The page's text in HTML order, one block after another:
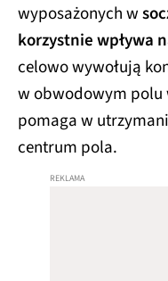
wyposażonych w
korzystnie wpływa
celowo wywołują
w obwodowym polu
pomaga w
centrum pola.